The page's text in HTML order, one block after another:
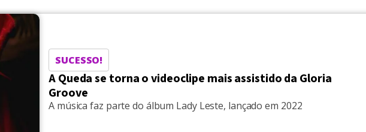
voltou a falar sobre o assunto. Ao ser […]
SUCESSO!
A Queda se torna o videoclipe mais assistido da Gloria
Groove
A música faz parte do álbum Lady Leste, lançado em 2022